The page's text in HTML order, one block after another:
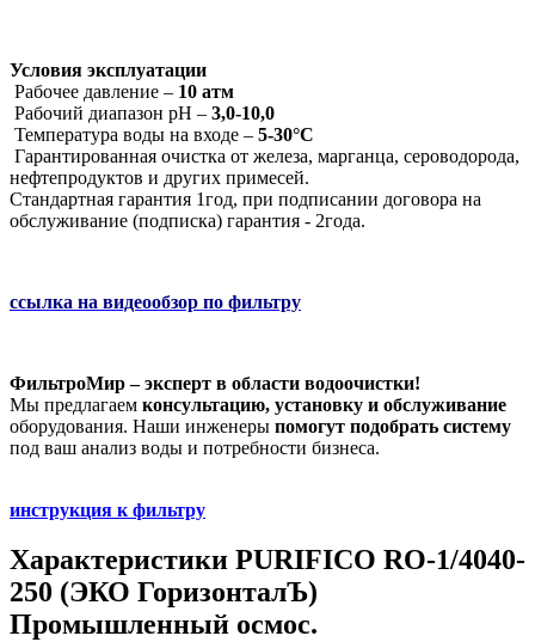
Условия эксплуатации
Рабочее давление – 10 атм
Рабочий диапазон pH – 3,0-10,0
Температура воды на входе – 5-30°C
Гарантированная очистка от железа, марганца, сероводорода,
нефтепродуктов и других примесей.
Стандартная гарантия 1год, при подписании договора на
обслуживание (подписка) гарантия - 2года.
ссылка на видеообзор по фильтру
ФильтроМир – эксперт в области водоочистки!
Мы предлагаем консультацию, установку и обслуживание
оборудования. Наши инженеры помогут подобрать систему
под ваш анализ воды и потребности бизнеса.
инструкция к фильтру
Характеристики PURIFICO RO-1/4040-
250 (ЭКО ГоризонталЪ)
Промышленный осмос.